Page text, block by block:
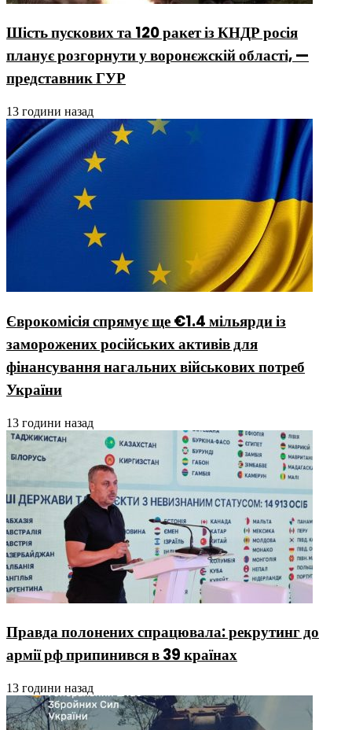
Шість пускових та 120 ракет із КНДР росія
планує розгорнути у воронєжскій області, —
представник ГУР
13 години назад
Єврокомісія спрямує ще €1.4 мільярди із
заморожених російських активів для
фінансування нагальних військових потреб
України
13 години назад
Правда полонених спрацювала: рекрутинг до
армії рф припинився в 39 країнах
13 години назад